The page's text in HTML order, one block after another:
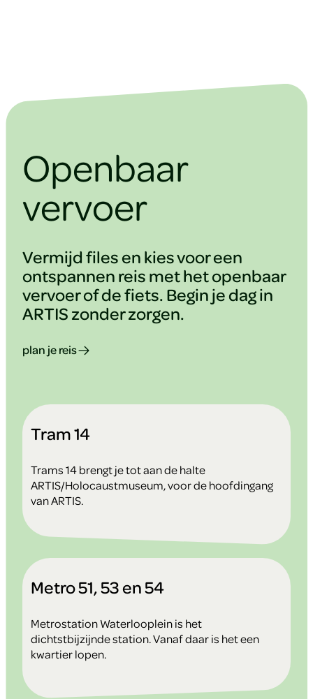
Openbaar
vervoer
Vermijd files en kies voor een
ontspannen reis met het openbaar
vervoer of de fiets. Begin je dag in
ARTIS zonder zorgen.
plan je reis
Tram 14
Trams 14 brengt je tot aan de halte
ARTIS/Holocaustmuseum, voor de hoofdingang
van ARTIS.
Metro 51, 53 en 54
Metrostation Waterlooplein is het
dichtstbijzijnde station. Vanaf daar is het een
kwartier lopen.